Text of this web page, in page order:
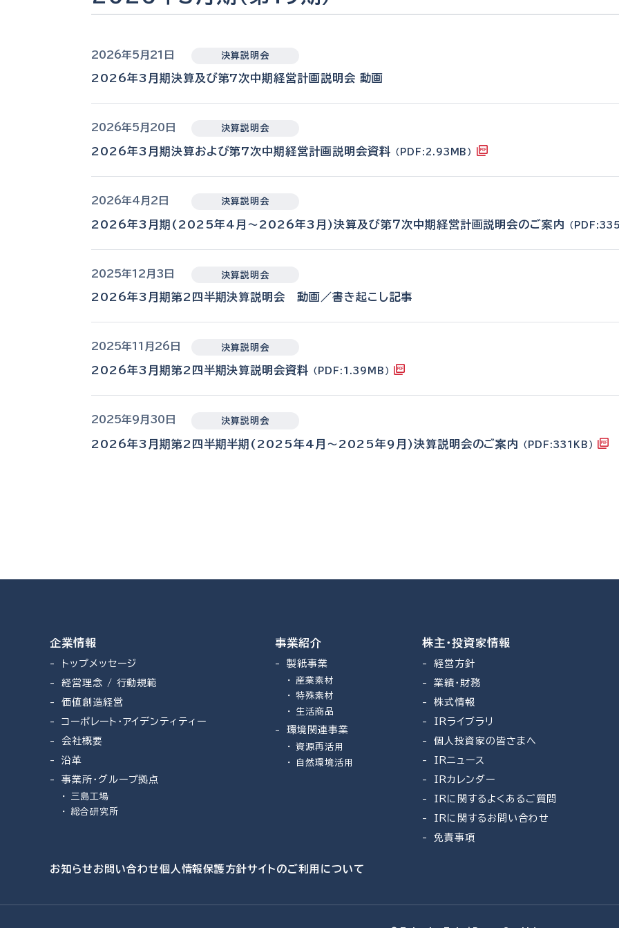
2026年5月21日 決算説明会
2026年3月期決算及び第7次中期経営計画説明会 動画
2026年5月20日 決算説明会
2026年3月期決算および第7次中期経営計画説明会資料 （PDF:2.93MB）
2026年4月2日 決算説明会
2026年3月期(2025年4月～2026年3月)決算及び第７次中期経営計画説明会のご案内 （
2025年12月3日 決算説明会
2026年3月期第2四半期決算説明会 動画／書き起こし記事
2025年11月26日 決算説明会
2026年3月期第2四半期決算説明会資料 （PDF:1.39MB）
2025年9月30日 決算説明会
2026年3月期第2四半期半期(2025年4月～2025年9月)決算説明会のご案内 （PDF:331KB）
企業情報
トップメッセージ
経営理念 / 行動規範
価値創造経営
コーポレート・アイデンティティー
会社概要
沿革
事業所・グループ拠点
三島工場
総合研究所
事業紹介
製紙事業
産業素材
特殊素材
生活商品
環境関連事業
資源再活用
自然環境活用
株主・投資家情報
経営方針
業績・財務
株式情報
IRライブラリ
個人投資家の皆さまへ
IRニュース
IRカレンダー
IRに関するよくあるご質問
IRに関するお問い合わせ
免責事項
お知らせ お問い合わせ個人情報保護方針サイトのご利用について